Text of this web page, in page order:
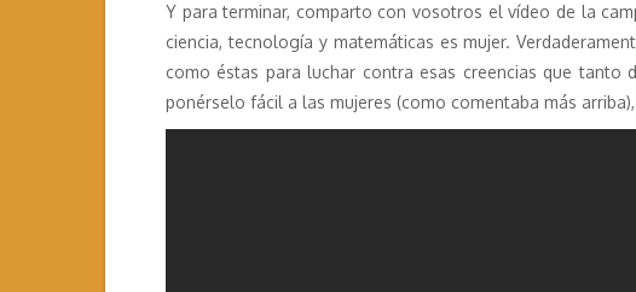
Y para terminar, comparto con vosotros el vídeo de la
ciencia, tecnología y matemáticas es mujer.
como éstas para luchar contra esas creencias que tanto
ponérselo fácil a las mujeres (como comentaba más